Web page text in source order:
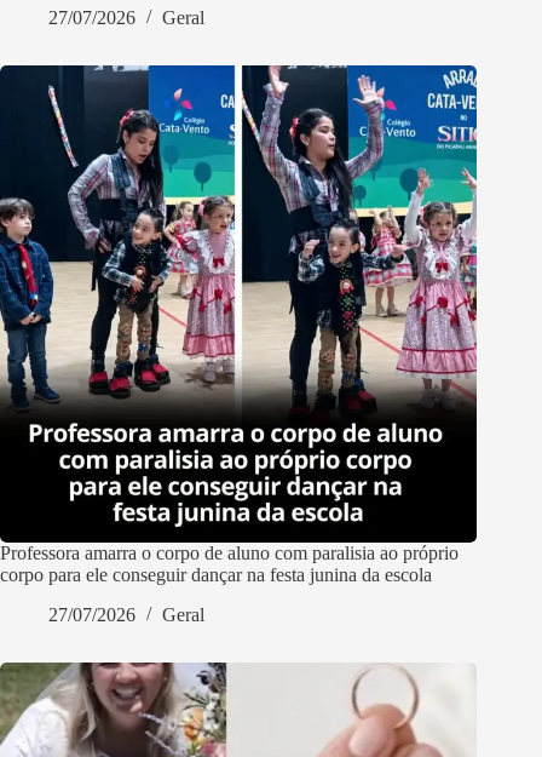
27/07/2026
Geral
Professora amarra o corpo de aluno com paralisia ao próprio
corpo para ele conseguir dançar na festa junina da escola
27/07/2026
Geral